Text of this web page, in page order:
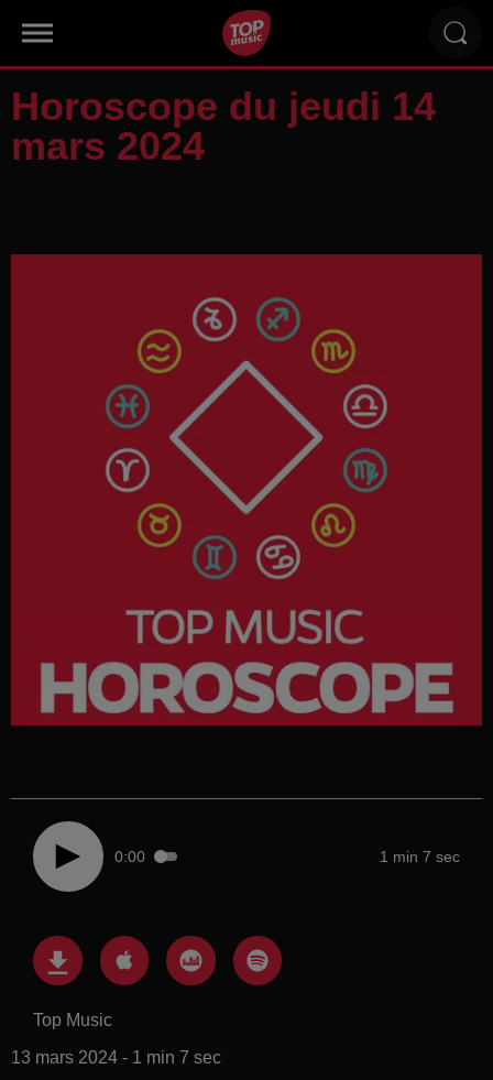
Horoscope du jeudi 14
mars 2024
0:00 1 min 7 sec
Top Music
13 mars 2024 - 1 min 7 sec